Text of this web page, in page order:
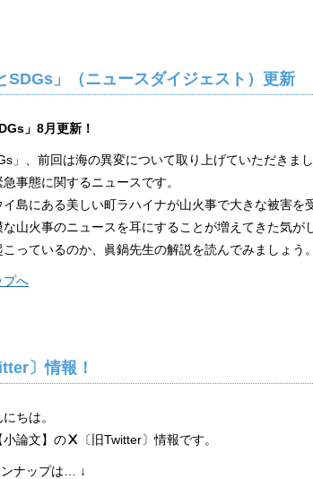
SDGs」（ニュースダイジェスト）更新
」8月更新！
」、前回は海の異変について取り上げていただきま
事態に関するニュースです。
島にある美しい町ラハイナが山火事で大きな被害を
山火事のニュースを耳にすることが増えてきた気が
っているのか、眞鍋先生の解説を読んでみましょう
プへ
〕情報！
ちは。
小論文】のⅩ 〔旧Twitter〕情報です。
ナップは… ↓